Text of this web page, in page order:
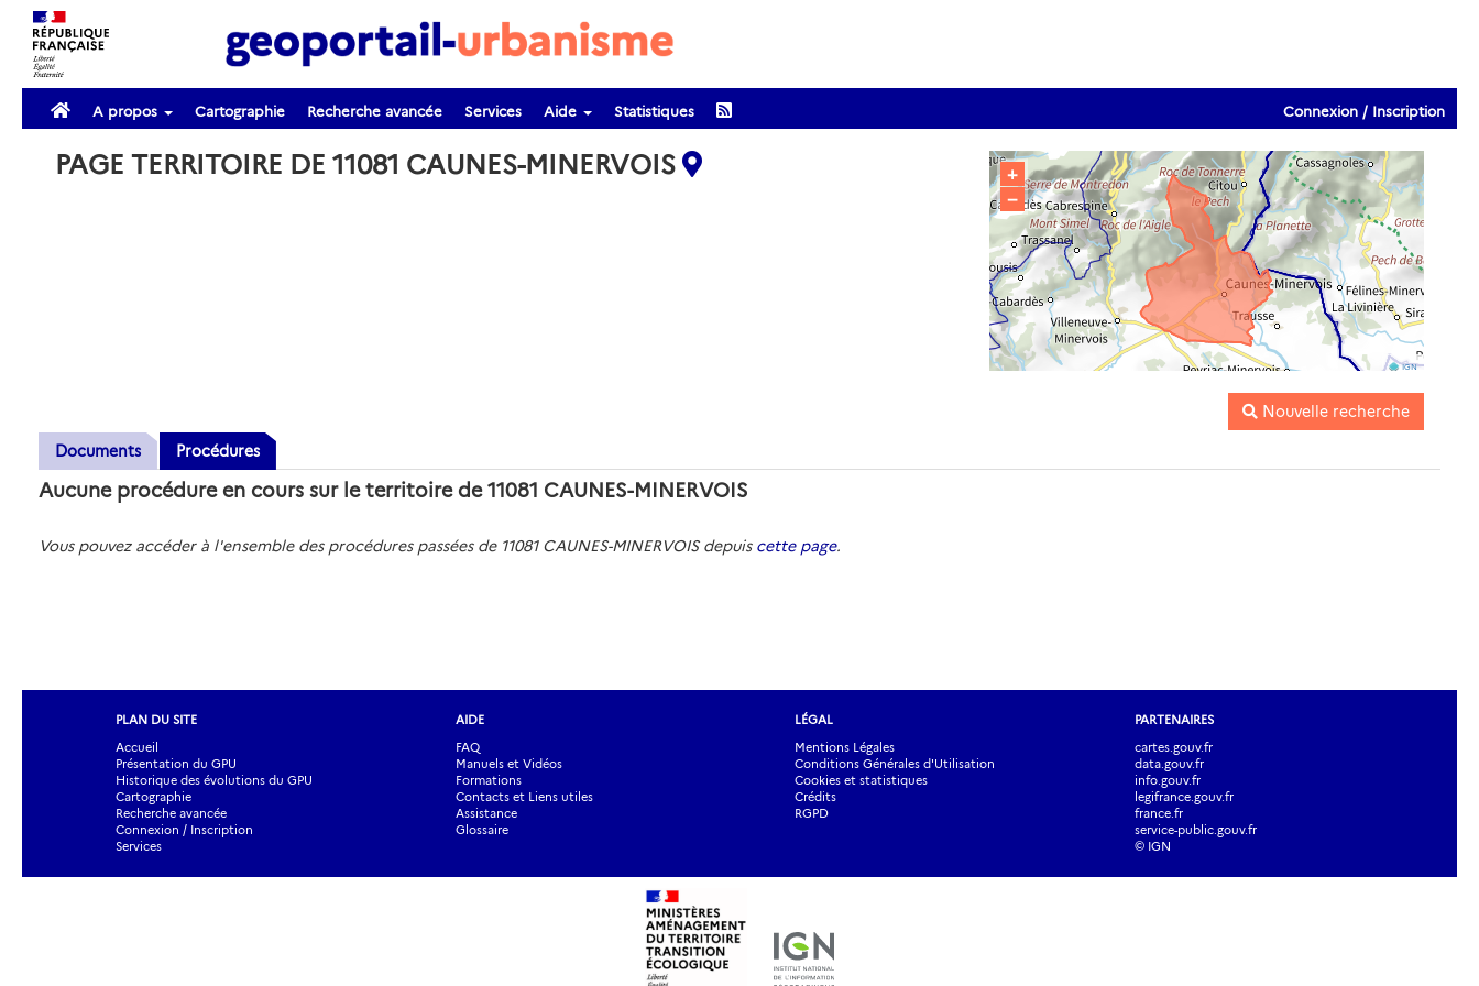
A propos Cartographie Recherche avancée Services Aide Statistiques Connexion / Inscription
PAGE TERRITOIRE DE 11081 CAUNES-MINERVOIS
+
−
IGN
Nouvelle recherche
Documents
Procédures
Aucune procédure en cours sur le territoire de 11081 CAUNES-MINERVOIS
Vous pouvez accéder à l'ensemble des procédures passées de 11081 CAUNES-MINERVOIS depuis cette page.
PLAN DU SITE
Accueil
Présentation du GPU
Historique des évolutions du GPU
Cartographie
Recherche avancée
Connexion / Inscription
Services
AIDE
FAQ
Manuels et Vidéos
Formations
Contacts et Liens utiles
Assistance
Glossaire
LÉGAL
Mentions Légales
Conditions Générales d'Utilisation
Cookies et statistiques
Crédits
RGPD
PARTENAIRES
cartes.gouv.fr
data.gouv.fr
info.gouv.fr
legifrance.gouv.fr
france.fr
service-public.gouv.fr
© IGN